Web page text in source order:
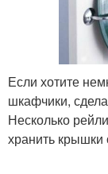
Если хотите
шкафчики,
Несколько
хранить крышки